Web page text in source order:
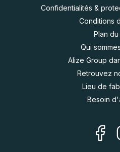
Confidentialités &
Conditions
Plan du
Qui
Alize Group
Retrouvez
Lieu de
Besoin